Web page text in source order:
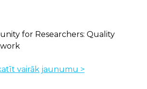
for Researchers: Quality
vairāk jaunumu >